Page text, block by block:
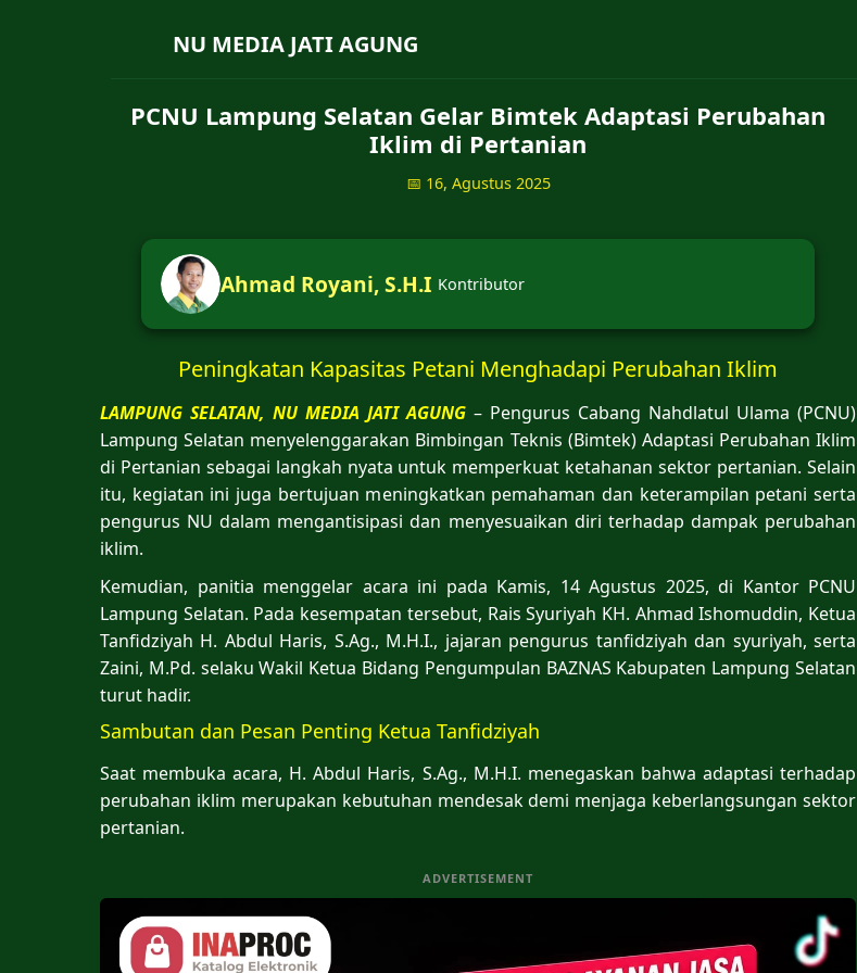
NU MEDIA JATI AGUNG
PCNU Lampung Selatan Gelar Bimtek Adaptasi Perubahan
Iklim di Pertanian
📅 16, Agustus 2025
Ahmad Royani, S.H.I Kontributor
Peningkatan Kapasitas Petani Menghadapi Perubahan Iklim
LAMPUNG SELATAN, NU MEDIA JATI AGUNG – Pengurus Cabang Nahdlatul Ulama (PCNU)
Lampung Selatan menyelenggarakan Bimbingan Teknis (Bimtek) Adaptasi Perubahan Iklim
di Pertanian sebagai langkah nyata untuk memperkuat ketahanan sektor pertanian. Selain
itu, kegiatan ini juga bertujuan meningkatkan pemahaman dan keterampilan petani serta
pengurus NU dalam mengantisipasi dan menyesuaikan diri terhadap dampak perubahan
iklim.
Kemudian, panitia menggelar acara ini pada Kamis, 14 Agustus 2025, di Kantor PCNU
Lampung Selatan. Pada kesempatan tersebut, Rais Syuriyah KH. Ahmad Ishomuddin, Ketua
Tanfidziyah H. Abdul Haris, S.Ag., M.H.I., jajaran pengurus tanfidziyah dan syuriyah, serta
Zaini, M.Pd. selaku Wakil Ketua Bidang Pengumpulan BAZNAS Kabupaten Lampung Selatan
turut hadir.
Sambutan dan Pesan Penting Ketua Tanfidziyah
Saat membuka acara, H. Abdul Haris, S.Ag., M.H.I. menegaskan bahwa adaptasi terhadap
perubahan iklim merupakan kebutuhan mendesak demi menjaga keberlangsungan sektor
pertanian.
ADVERTISEMENT